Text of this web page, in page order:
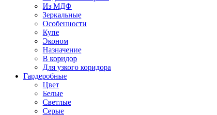
Из МДФ
Зеркальные
Особенности
Купе
Эконом
Назначение
В коридор
Для узкого коридора
Гардеробные
Цвет
Белые
Светлые
Серые